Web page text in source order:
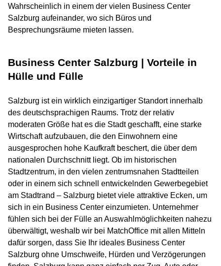
Wahrscheinlich in einem der vielen Business Center
Salzburg aufeinander, wo sich Büros und
Besprechungsräume mieten lassen.
Business Center Salzburg | Vorteile in
Hülle und Fülle
Salzburg ist ein wirklich einzigartiger Standort innerhalb
des deutschsprachigen Raums. Trotz der relativ
moderaten Größe hat es die Stadt geschafft, eine starke
Wirtschaft aufzubauen, die den Einwohnern eine
ausgesprochen hohe Kaufkraft beschert, die über dem
nationalen Durchschnitt liegt. Ob im historischen
Stadtzentrum, in den vielen zentrumsnahen Stadtteilen
oder in einem sich schnell entwickelnden Gewerbegebiet
am Stadtrand – Salzburg bietet viele attraktive Ecken, um
sich in ein Business Center einzumieten. Unternehmer
fühlen sich bei der Fülle an Auswahlmöglichkeiten nahezu
überwältigt, weshalb wir bei MatchOffice mit allen Mitteln
dafür sorgen, dass Sie Ihr ideales Business Center
Salzburg ohne Umschweife, Hürden und Verzögerungen